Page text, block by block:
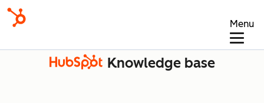
Menu
Knowledge base